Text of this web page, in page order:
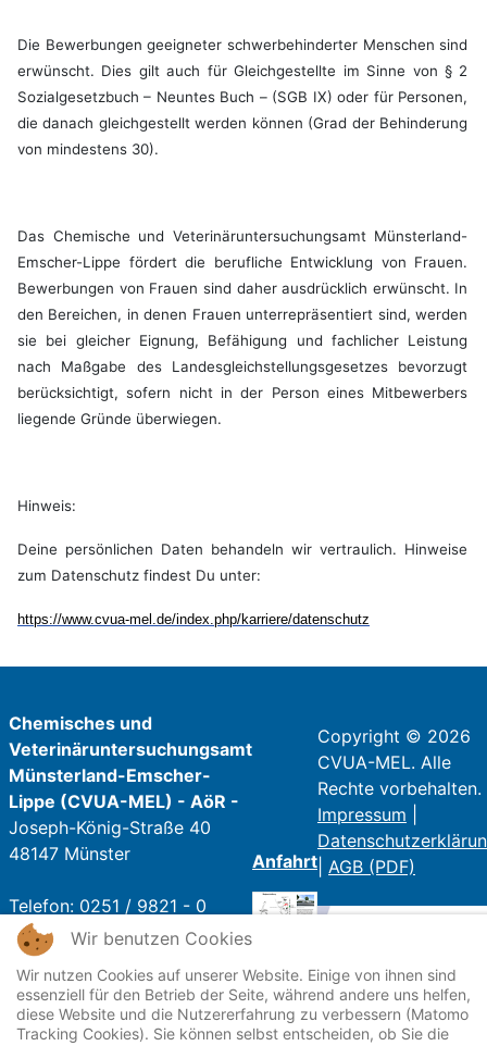
Die Bewerbungen geeigneter schwerbehinderter Menschen sind
erwünscht. Dies gilt auch für Gleichgestellte im Sinne von § 2
Sozialgesetzbuch – Neuntes Buch – (SGB IX) oder für Personen,
die danach gleichgestellt werden können (Grad der Behinderung
von mindestens 30).
Das Chemische und Veterinäruntersuchungsamt Münsterland-
Emscher-Lippe fördert die berufliche Entwicklung von Frauen.
Bewerbungen von Frauen sind daher ausdrücklich erwünscht. In
den Bereichen, in denen Frauen unterrepräsentiert sind, werden
sie bei gleicher Eignung, Befähigung und fachlicher Leistung
nach Maßgabe des Landesgleichstellungsgesetzes bevorzugt
berücksichtigt, sofern nicht in der Person eines Mitbewerbers
liegende Gründe überwiegen.
Hinweis:
Deine persönlichen Daten behandeln wir vertraulich. Hinweise
zum Datenschutz findest Du unter:
https://www.cvua-mel.de/index.php/karriere/datenschutz
Chemisches und
Veterinäruntersuchungsamt
Münsterland-Emscher-
Lippe (CVUA-MEL) - AöR -
Joseph-König-Straße 40
48147 Münster
Telefon: 0251 / 9821 - 0
Telefax: 0251 / 9821 - 250
E-Mail:
mel.de
Öffnungszeiten:
Anfahrt
Copyright © 2026
CVUA-MEL. Alle
Rechte vorbehalten.
Impressum
AGB (PDF)
Wir benutzen Cookies
Wir nutzen Cookies auf unserer Website. Einige von ihnen sind
essenziell für den Betrieb der Seite, während andere uns helfen,
diese Website und die Nutzererfahrung zu verbessern (Matomo
Tracking Cookies). Sie können selbst entscheiden, ob Sie die